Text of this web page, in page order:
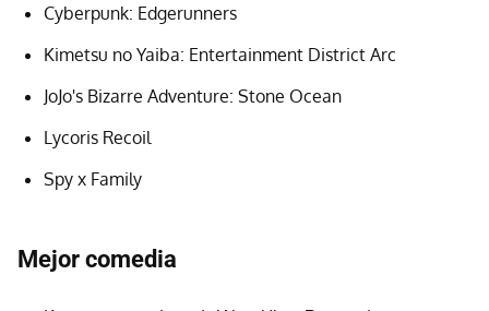
Cyberpunk: Edgerunners
Kimetsu no Yaiba: Entertainment District Arc
JoJo's Bizarre Adventure: Stone Ocean
Lycoris Recoil
Spy x Family
Mejor comedia